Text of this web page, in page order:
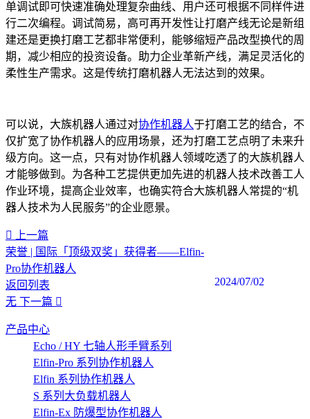
单调试即可快速准确处理复杂曲线、用户还可根据不同样件进
行二次编程。调试简易，高可再开发性让打磨产线无论是新组
建还是更换打磨工艺都非常便利，能够缩短产品改型换代的周
期，减少相应的投资设备。助力企业革新产线，满足灵活化的
柔性生产需求。这是传统打磨机器人无法达到的效果。
可以说，大族机器人通过对协作机器人于打磨工艺的结合，不
仅扩宽了协作机器人的应用场景，还为打磨工艺点明了未来升
级方向。这一点，只有对协作机器人领域吃透了的大族机器人
才能够做到。为各种工艺提供更加先进的机器人技术改善工人
作业环境，提高企业效率，也确实符合大族机器人常提的“机
器人技术为人民服务”的企业愿景。
上一篇
荣誉 | 国际「顶级双奖」获得者——Elfin-
Pro协作机器人
2024/07/02
返回列表
无 下一篇
产品中心
Echo / HY 七轴人形手臂系列
Elfin-Pro 系列协作机器人
Elfin 系列协作机器人
S 系列大负载机器人
Elfin-Ex 防爆型协作机器人